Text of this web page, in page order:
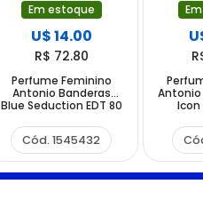
Em estoque
U$ 14.00
R$ 72.80
Perfume Feminino
Antonio Banderas
Blue Seduction EDT 80
Cód. 1545432
Antonio
Icon